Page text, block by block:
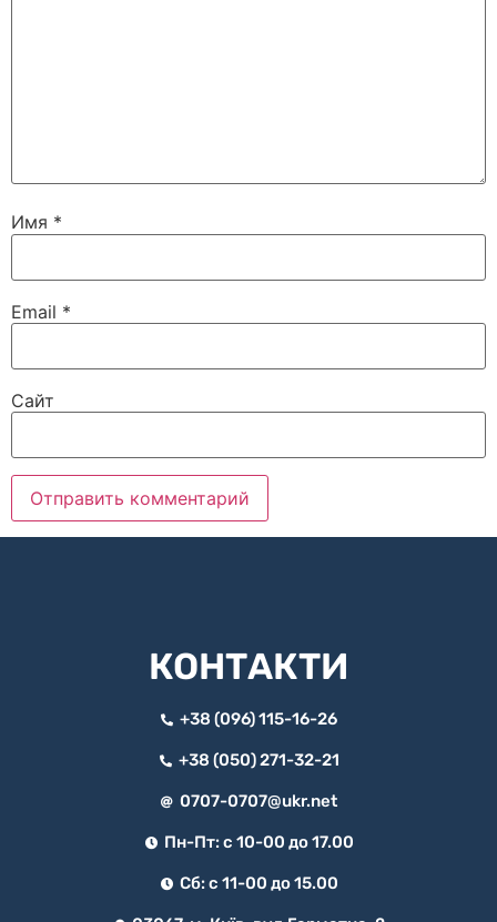
Имя *
Email *
Сайт
КОНТАКТИ
+38 (096) 115-16-26
+38 (050) 271-32-21
0707-0707@ukr.net
Пн-Пт: с 10-00 до 17.00
Сб: с 11-00 до 15.00